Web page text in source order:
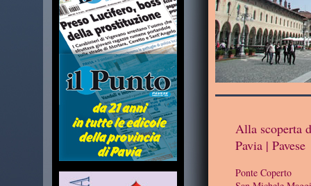
Alla scoperta
Pavia | Pavese
Ponte Coperto